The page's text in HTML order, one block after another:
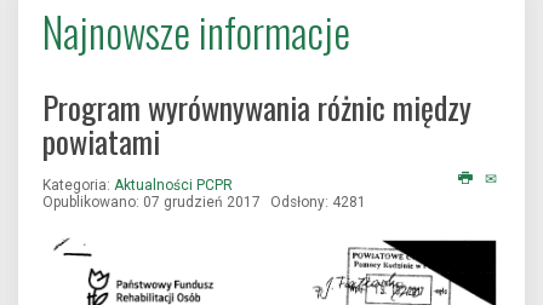
Najnowsze informacje
Program wyrównywania różnic między
powiatami
Kategoria: Aktualności PCPR
Opublikowano: 07 grudzień 2017
Odsłony: 4281